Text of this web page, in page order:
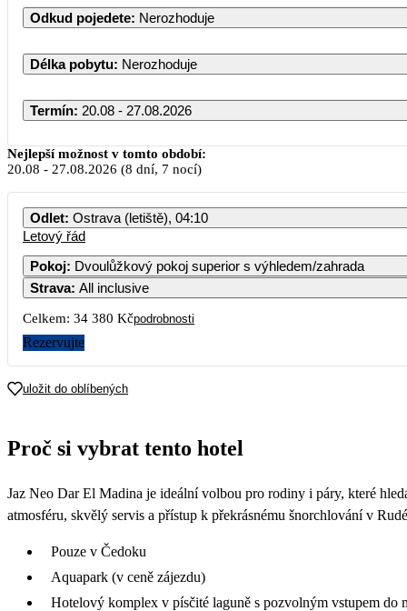
Odkud pojedete: Nerozhoduje
Délka pobytu: Nerozhoduje
Termín: 20.08 - 27.08.2026
Nejlepší možnost v tomto období:
20.08 - 27.08.2026 (8 dní, 7 nocí)
Odlet: Ostrava (letiště), 04:10
Letový řád
Pokoj: Dvoulůžkový pokoj superior s výhledem/zahrada
Strava: All inclusive
Celkem: 34 380 Kčpodrobnosti
Rezervujte
uložit do oblíbených
Proč si vybrat tento hotel
Jaz Neo Dar El Madina je ideální volbou pro rodiny i páry, které
atmosféru, skvělý servis a přístup k překrásnému šnorchlování v
Pouze v Čedoku
Aquapark (v ceně zájezdu)
Hotelový komplex v písčité laguně s pozvolným vstupem do